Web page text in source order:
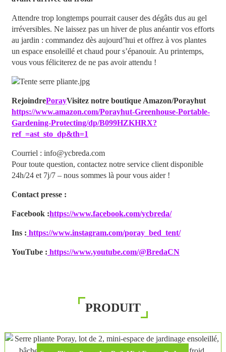
Attendre trop longtemps pourrait causer des dégâts dus au gel
irréversibles. Ne laissez pas un hiver de plus anéantir vos efforts
au jardin : commandez dès aujourd’hui et offrez à vos plantes
un espace ensoleillé et chaud pour s’épanouir. Au printemps,
vous vous féliciterez de ne pas avoir attendu !
RejoindrePorayVisitez notre boutique Amazon/Porayhut
https://www.amazon.com/Porayhut-Greenhouse-Portable-
Gardening-Protecting/dp/B099HZKHRX?
ref_=ast_sto_dp&th=1
Courriel : info@ycbreda.com
Pour toute question, contactez notre service client disponible
24h/24 et 7j/7 – nous sommes là pour vous aider !
Contact presse :
Facebook :https://www.facebook.com/ycbreda/
Ins : https://www.instagram.com/poray_bed_tent/
YouTube : https://www.youtube.com/@BredaCN
PRODUIT